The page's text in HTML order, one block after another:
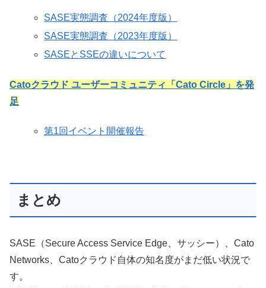
SASE実態調査（2024年度版）
SASE実態調査（2023年度版）
SASEとSSEの違いについて
Catoクラウド ユーザーコミュニティ「Cato Circle」を発
足
第1回イベント開催報告
まとめ
SASE（Secure Access Service Edge、サッシー）、Cato
Networks、Catoクラウド自体の知名度がまだ低い状況で
す。